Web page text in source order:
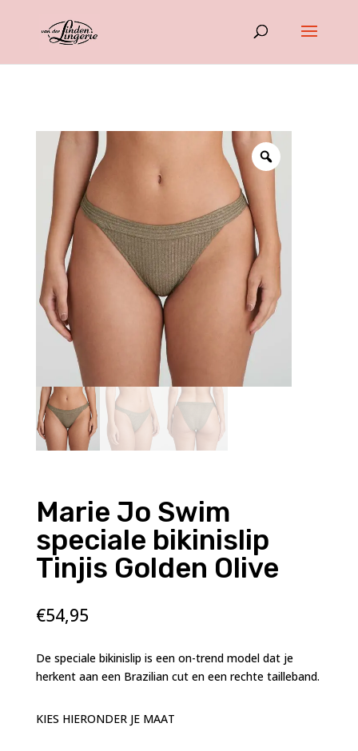
Marie Jo Swim
speciale bikinislip
Tinjis Golden Olive
€54,95
De speciale bikinislip is een on-trend model dat je
herkent aan een Brazilian cut en een rechte tailleband.
KIES HIERONDER JE MAAT